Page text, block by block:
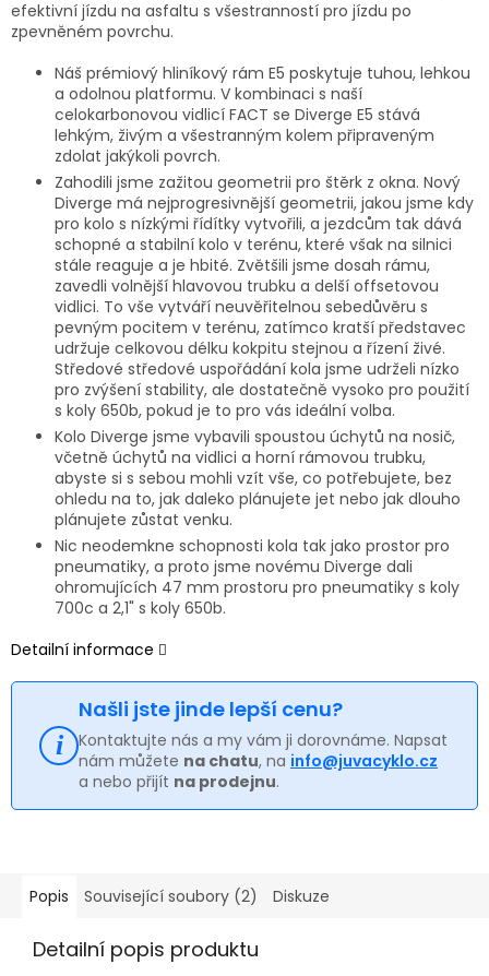
efektivní jízdu na asfaltu s všestranností pro jízdu po
zpevněném povrchu.
Náš prémiový hliníkový rám E5 poskytuje tuhou, lehkou
a odolnou platformu. V kombinaci s naší
celokarbonovou vidlicí FACT se Diverge E5 stává
lehkým, živým a všestranným kolem připraveným
zdolat jakýkoli povrch.
Zahodili jsme zažitou geometrii pro štěrk z okna. Nový
Diverge má nejprogresivnější geometrii, jakou jsme kdy
pro kolo s nízkými řídítky vytvořili, a jezdcům tak dává
schopné a stabilní kolo v terénu, které však na silnici
stále reaguje a je hbité. Zvětšili jsme dosah rámu,
zavedli volnější hlavovou trubku a delší offsetovou
vidlici. To vše vytváří neuvěřitelnou sebedůvěru s
pevným pocitem v terénu, zatímco kratší představec
udržuje celkovou délku kokpitu stejnou a řízení živé.
Středové středové uspořádání kola jsme udrželi nízko
pro zvýšení stability, ale dostatečně vysoko pro použití
s ​​koly 650b, pokud je to pro vás ideální volba.
Kolo Diverge jsme vybavili spoustou úchytů na nosič,
včetně úchytů na vidlici a horní rámovou trubku,
abyste si s sebou mohli vzít vše, co potřebujete, bez
ohledu na to, jak daleko plánujete jet nebo jak dlouho
plánujete zůstat venku.
Nic neodemkne schopnosti kola tak jako prostor pro
pneumatiky, a proto jsme novému Diverge dali
ohromujících 47 mm prostoru pro pneumatiky s koly
700c a 2,1" s koly 650b.
Detailní informace
Našli jste jinde lepší cenu?
Kontaktujte nás a my vám ji dorovnáme. Napsat
nám můžete na chatu, na info@juvacyklo.cz
a nebo přijít na prodejnu.
Popis Související soubory (2) Diskuze
Detailní popis produktu